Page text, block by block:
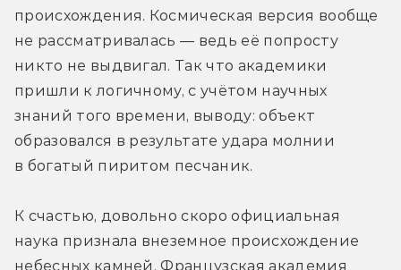
происхождения. Космическая версия вообще
не рассматривалась — ведь её попросту
никто не выдвигал. Так что академики
пришли к логичному, с учётом научных
знаний того времени, выводу: объект
образовался в результате удара молнии
в богатый пиритом песчаник.
К счастью, довольно скоро официальная
наука признала внеземное происхождение
небесных камней. Французская академия